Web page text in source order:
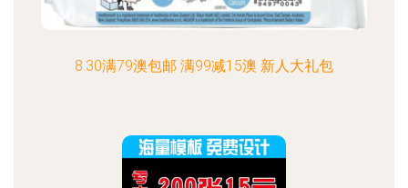
8.30满79澳包邮 满99减15澳 新人大礼包